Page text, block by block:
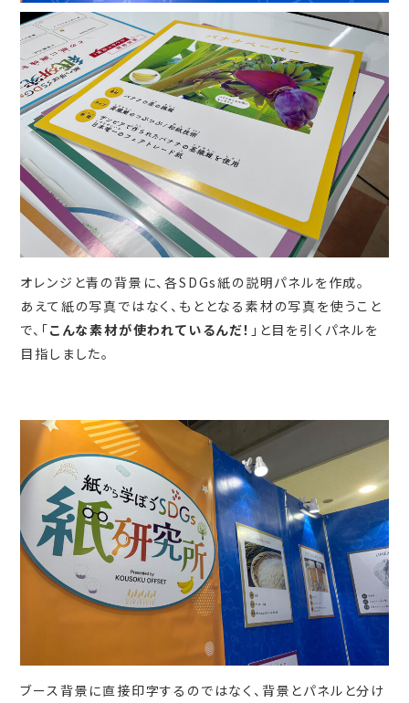
オレンジと青の背景に、各SDGs紙の説明パネルを作成。
あえて紙の写真ではなく、もととなる素材の写真を使うこと
で、「こんな素材が使われているんだ！ 」と目を引くパネルを
目指しました。
ブース背景に直接印字するのではなく、背景とパネルと分け